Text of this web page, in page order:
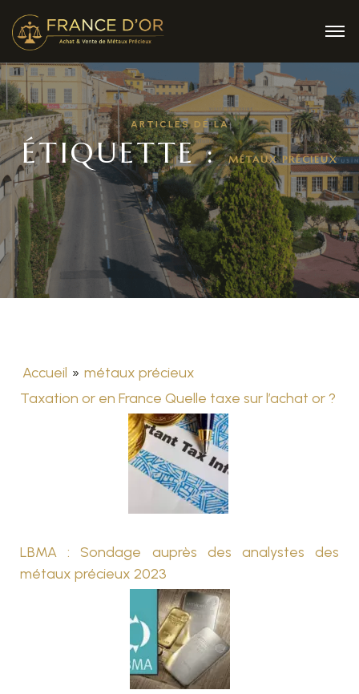
ARTICLES DE LA
ÉTIQUETTE :MÉTAUX PRÉCIEUX
Accueil » métaux précieux
Taxation or en France Quelle taxe sur l’achat or ?
LBMA : Sondage auprès des analystes des
métaux précieux 2023